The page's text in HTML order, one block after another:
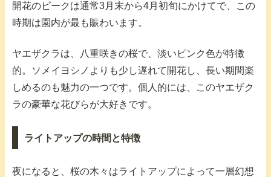
開花のピークは通常3月末から4月初旬にかけてで、この
時期は園内が最も賑わいます。
ヤエザクラは、八重咲きの桜で、淡いピンク色が特徴
的。ソメイヨシノよりも少し遅れて開花し、長い期間楽
しめるのも魅力の一つです。個人的には、このヤエザク
ラの豪華な花びらが大好きです。
ライトアップの時間と特徴
夜になると、桜の木々はライトアップによって一層幻想